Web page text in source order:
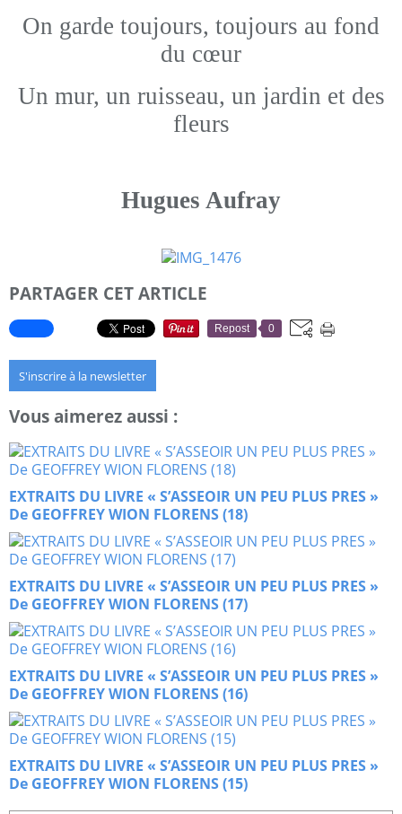
On garde toujours, toujours au fond
du cœur
Un mur, un ruisseau, un jardin et des
fleurs
Hugues Aufray
PARTAGER CET ARTICLE
Repost 0
S'inscrire à la newsletter
Vous aimerez aussi :
EXTRAITS DU LIVRE « S’ASSEOIR UN PEU PLUS PRES »
De GEOFFREY WION FLORENS (18)
EXTRAITS DU LIVRE « S’ASSEOIR UN PEU PLUS PRES »
De GEOFFREY WION FLORENS (17)
EXTRAITS DU LIVRE « S’ASSEOIR UN PEU PLUS PRES »
De GEOFFREY WION FLORENS (16)
EXTRAITS DU LIVRE « S’ASSEOIR UN PEU PLUS PRES »
De GEOFFREY WION FLORENS (15)